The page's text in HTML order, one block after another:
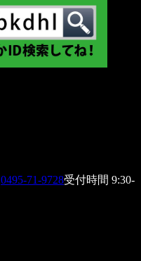
0495-71-9728受付時間 9:30-